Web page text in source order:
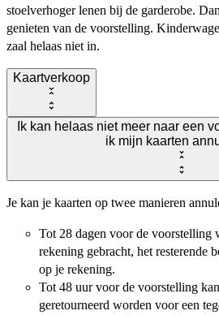
stoelverhoger lenen bij de garderobe.
genieten van de voorstelling.
zaal helaas niet in.
Kaartverkoop
Ik kan helaas niet meer naar een
ik mijn kaarten
Je kan je kaarten op twee manieren
Tot 28 dagen voor de voorstelling
rekening gebracht, het resterende
op je rekening.
Tot 48 uur voor de voorstelling
geretourneerd worden voor een